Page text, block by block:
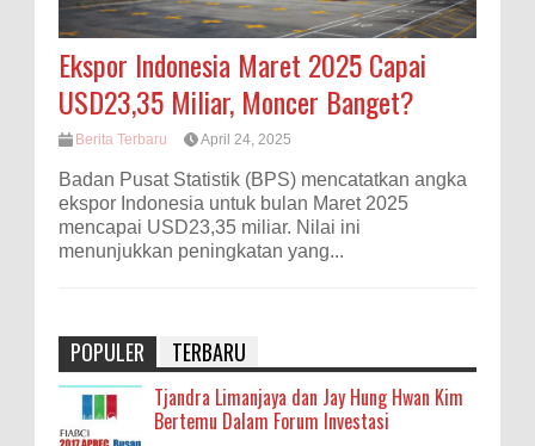
Ekspor Indonesia Maret 2025 Capai
USD23,35 Miliar, Moncer Banget?
Berita Terbaru April 24, 2025
Badan Pusat Statistik (BPS) mencatatkan angka
ekspor Indonesia untuk bulan Maret 2025
mencapai USD23,35 miliar. Nilai ini
menunjukkan peningkatan yang...
POPULER TERBARU
Tjandra Limanjaya dan Jay Hung Hwan Kim
Bertemu Dalam Forum Investasi